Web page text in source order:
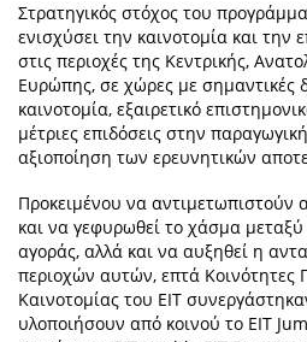
Στρατηγικός στόχος του
ενισχύσει την καινοτομία και την
στις περιοχές της Κεντρικής,
Ευρώπης, σε χώρες με σημαντικές
καινοτομία, εξαιρετικό
μέτριες επιδόσεις στην
αξιοποίηση των ερευνητικών
Προκειμένου να αντιμετωπιστούν
και να γεφυρωθεί το χάσμα μεταξύ
αγοράς, αλλά και να αυξηθεί η
περιοχών αυτών, επτά Κοινότητες
Καινοτομίας του EIT
υλοποιήσουν από κοινού το EIT